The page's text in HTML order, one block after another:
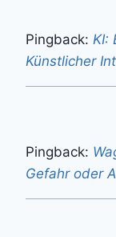
Pingback: KI:
Künstlicher
Pingback:
Gefahr oder